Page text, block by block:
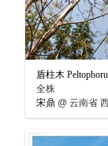
盾柱木
全株
宋鼎 @ 云南省